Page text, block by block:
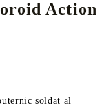
Action
soldat al